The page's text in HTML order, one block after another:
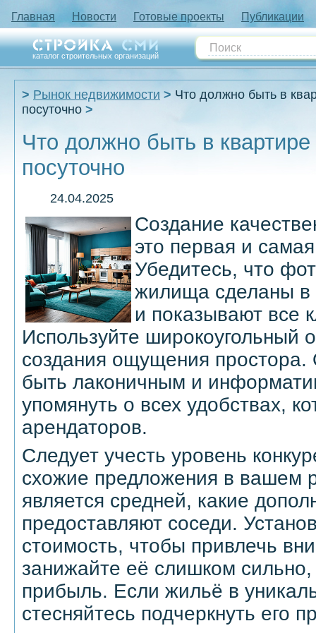
Главная Новости Готовые проекты Публикации
каталог строительных организаций
Рынок недвижимости
Что должно быть в
посуточно
Что должно быть в
посуточно
24.04.2025
Создание
это первая и
Убедитесь, что
жилища сделаны
и показывают все
Используйте широкоугольный
создания ощущения
быть лаконичным и
упомянуть о всех удобствах,
арендаторов.
Следует учесть уровень
схожие предложения в вашем
является средней, какие
предоставляют соседи.
стоимость, чтобы привлечь
занижайте её слишком
прибыль. Если жильё в
стесняйтесь подчеркнуть его